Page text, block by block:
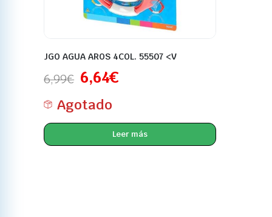
JGO AGUA AROS 4COL. 55507 <V
6,99€ 6,64€
Agotado
Leer más